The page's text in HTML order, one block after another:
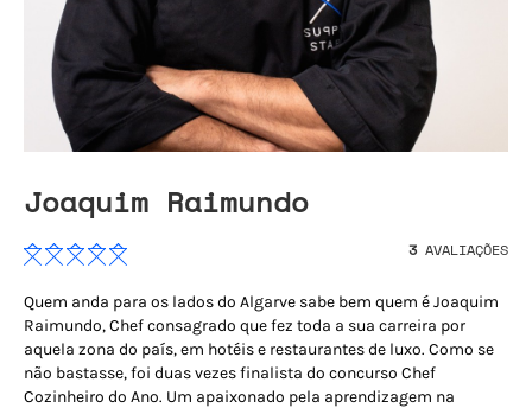
Joaquim Raimundo
3 AVALIAÇÕES
Quem anda para os lados do Algarve sabe bem quem é Joaquim
Raimundo, Chef consagrado que fez toda a sua carreira por
aquela zona do país, em hotéis e restaurantes de luxo. Como se
não bastasse, foi duas vezes finalista do concurso Chef
Cozinheiro do Ano. Um apaixonado pela aprendizagem na